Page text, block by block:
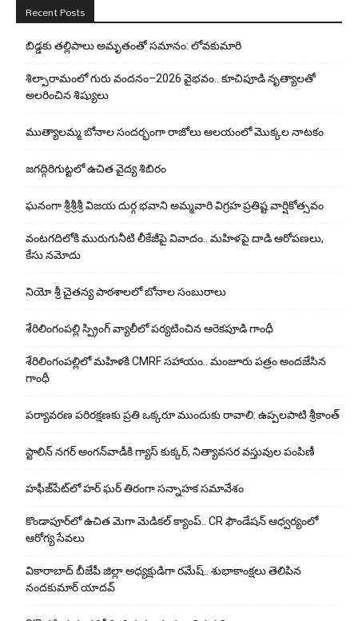
Recent Posts
బిడ్డ‌కు త‌ల్లిపాలు అమృతంతో స‌మానం: లోవ‌కుమారి
శిల్పారామంలో గురు వందనం–2026 వైభవం.. కూచిపూడి నృత్యాలతో
అలరించిన శిష్యులు
ముత్యాలమ్మ బోనాల సందర్భంగా రాజోలు ఆలయంలో మొక్కల నాటకం
జగద్గిరిగుట్టలో ఉచిత వైద్య శిబిరం
ఘనంగా శ్రీశ్రీశ్రీ విజయ దుర్గ భవాని అమ్మవారి విగ్రహ ప్రతిష్ట వార్షికోత్సవం
వంటగదిలోకి మురుగునీటి లీకేజీపై వివాదం.. మహిళపై దాడి ఆరోపణలు,
కేసు నమోదు
నియో శ్రీ చైతన్య పాఠశాలలో బోనాల సంబురాలు
శేరిలింగంపల్లి స్ప్రింగ్ వ్యాలీలో పర్యటించిన ఆరెకపూడి గాంధీ
శేరిలింగంపల్లిలో మ‌హిళ‌కి CMRF స‌హాయం.. మంజూరు పత్రం అందజేసిన
గాంధీ
పర్యావరణ పరిరక్షణకు ప్రతి ఒక్కరూ ముందుకు రావాలి: ఉప్పలపాటి శ్రీకాంత్
స్టాలిన్ నగర్ అంగన్‌వాడీకి గ్యాస్ కుక్కర్, నిత్యావసర వస్తువుల పంపిణీ
హఫీజ్‌పేట్‌లో హర్ ఘర్ తిరంగా సన్నాహక సమావేశం
కొండాపూర్‌లో ఉచిత మెగా మెడికల్ క్యాంప్.. CR ఫౌండేషన్ ఆధ్వర్యంలో
ఆరోగ్య సేవలు
వికారాబాద్ బీజేపీ జిల్లా అధ్యక్షుడిగా రమేష్‌.. శుభాకాంక్షలు తెలిపిన
నందకుమార్ యాదవ్